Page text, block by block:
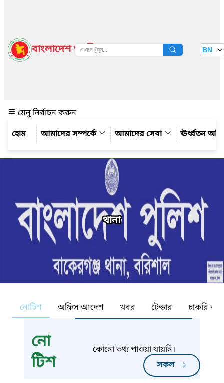
বাংলাদেশ জাতীয় তথ্য বাতায়ন BN
মেনু নির্বাচন করুন
আমাদের সম্পর্কে
আমাদের সেবা ঊর্ধ্বতন
থানা
নোটিশ অফিস আদেশ খবর টেন্ডার চাকরি
নো
টিশ
সকল
কোনো তথ্য পাওয়া যায়নি।